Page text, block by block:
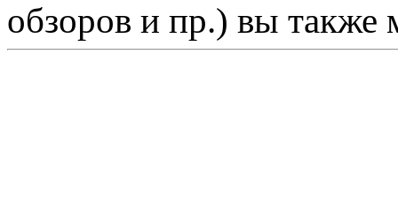
обзоров и пр.) вы также